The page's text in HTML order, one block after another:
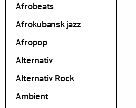
Afrobeats
Afrokubansk jazz
Afropop
Alternativ
Alternativ Rock
Ambient